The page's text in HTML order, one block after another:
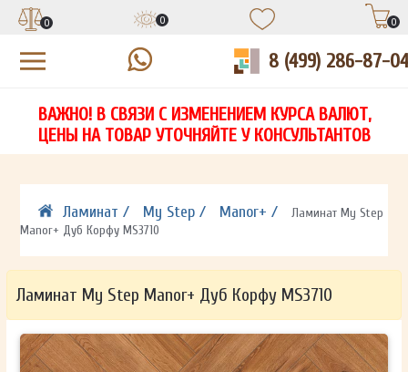
НА
СВЯЖЕТСЯ С ВАМИ В ТЕЧЕНИЕ 15 МИНУТ
ЗАПОЛНИТЕ ФОРМУ И НАШ МЕНЕДЖЕР
СВЯЖЕТСЯ С ВАМИ В ТЕЧЕНИЕ 15 МИНУТ
ОТПРАВИТЬ
ЗАПОЛНИТЕ ФОРМУ И НАШ МЕНЕДЖЕР
СВЯЖЕТСЯ С ВАМИ В ТЕЧЕНИЕ 15 МИНУТ
ОТПРАВИТЬ
0 0 0
8 (499) 286-87-04
ВАЖНО! В СВЯЗИ С ИЗМЕНЕНИЕМ КУРСА ВАЛЮТ,
ЦЕНЫ НА ТОВАР УТОЧНЯЙТЕ У КОНСУЛЬТАНТОВ
Ламинат / My Step / Manor+ /
Ламинат My Step
Manor+ Дуб Корфу MS3710
Ламинат My Step Manor+ Дуб Корфу MS3710